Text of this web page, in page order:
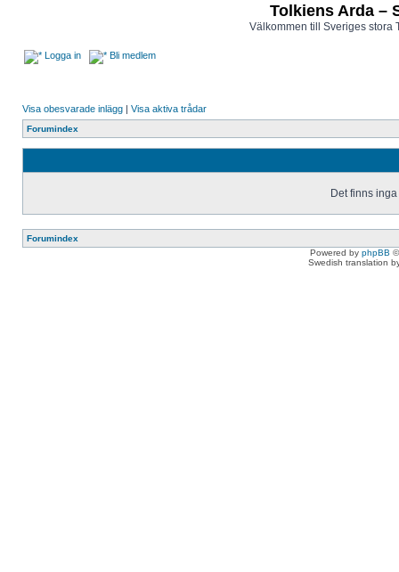
Tolkiens Arda –
Välkommen till Sveriges stora
Logga in Bli medlem
Visa obesvarade inlägg | Visa aktiva trådar
Forumindex
Det finns
Forumindex
Powered by phpBB
Swedish translation